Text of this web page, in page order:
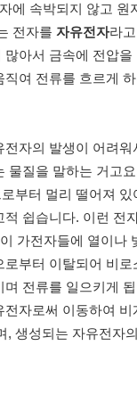
에 속박되지 않고 원
전자를 자유전자라
많아서 금속에 전압
직여 전류를 흐르게
전자의 발생이 어려워
물질을 말하는 거고
부터 멀리 떨어져 있
적 쉽습니다. 이런 전
가전자들에 열이나
로부터 이탈되어 비로
며 전류를 일으키게
전자로써 이동하여 비
, 생성되는 자유전자